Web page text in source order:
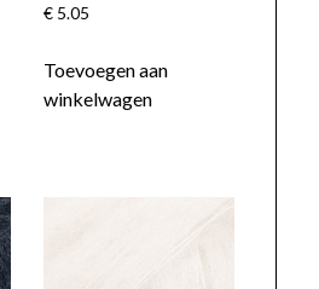
€ 5.05
Toevoegen aan
winkelwagen